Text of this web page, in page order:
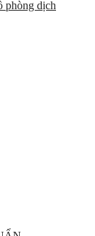
phòng dịch